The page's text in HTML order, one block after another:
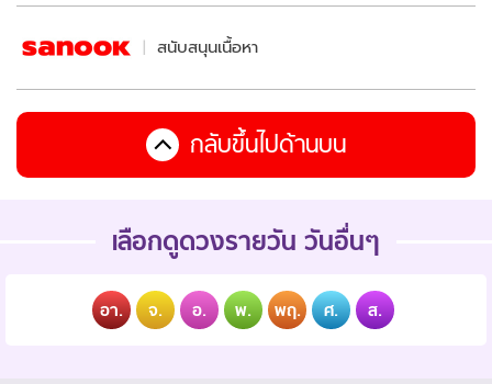
สนับสนุนเนื้อหา
กลับขึ้นไปด้านบน
เลือกดูดวงรายวัน วันอื่นๆ
อา. จ. อ. พ. พฤ. ศ. ส.